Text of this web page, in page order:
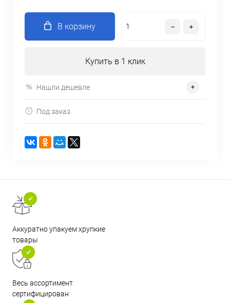
В корзину
Купить в 1 клик
Нашли дешевле
Под заказ
Аккуратно упакуем хрупкие
товары
Весь ассортимент
сертифицирован